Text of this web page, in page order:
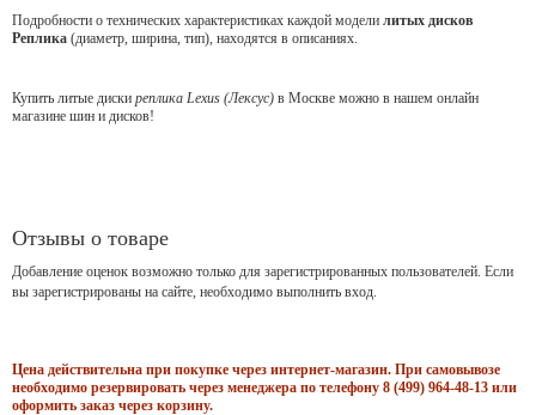
Подробности о технических характеристиках каждой модели литых дисков
Реплика (диаметр, ширина, тип), находятся в описаниях.
Купить литые диски реплика Lexus (Лексус) в Москве можно в нашем онлайн
магазине шин и дисков!
Отзывы о товаре
Добавление оценок возможно только для зарегистрированных пользователей. Если
вы зарегистрированы на сайте, необходимо выполнить вход.
Цена действительна при покупке через интернет-магазин. При самовывозе
необходимо резервировать через менеджера по телефону 8 (499) 964-48-13 или
оформить заказ через корзину.